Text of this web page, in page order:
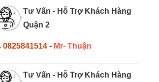
Tư Vấn - Hỗ Trợ Khách Hàng
Quận 2
0825841514- Mr- Thuận
Tư Vấn - Hỗ Trợ Khách Hàng